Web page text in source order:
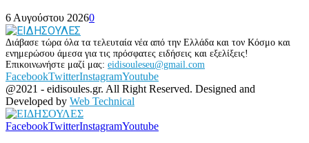
6 Αυγούστου 20260
Διάβασε τώρα όλα τα τελευταία νέα από την Ελλάδα και τον Κόσμο και
ενημερώσου άμεσα για τις πρόσφατες ειδήσεις και εξελίξεις!
Επικοινωνήστε μαζί μας: eidisouleseu@gmail.com
FacebookTwitterInstagramYoutube
@2021 - eidisoules.gr. All Right Reserved. Designed and
Developed by Web Technical
FacebookTwitterInstagramYoutube